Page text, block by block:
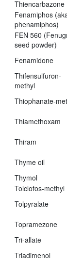
Thiencarbazone
Fenamiphos
phenamiphos)
FEN 560
seed powder)
Fenamidone
Thifensulfuron-
methyl
Thiophanate-
Thiamethoxam
Thiram
Thyme oil
Thymol
Tolclofos-methyl
Tolpyralate
Topramezone
Tri-allate
Triadimenol